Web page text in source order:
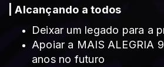
| Alcançando a todos
Deixar um legado para a
Apoiar a MAIS ALEGRIA
anos no futuro